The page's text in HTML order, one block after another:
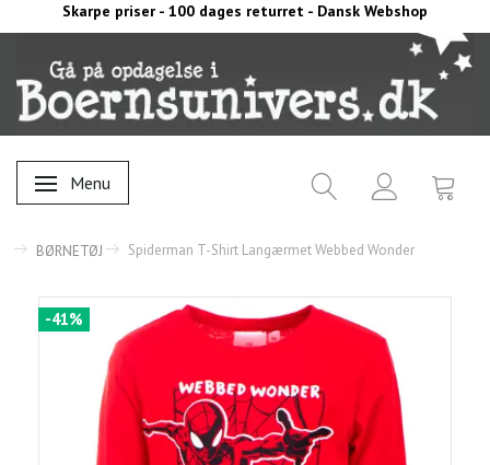
Skarpe priser - 100 dages returret - Dansk Webshop
Skifte navigation
Menu
BØRNETØJ Spiderman T-Shirt Langærmet Webbed Wonder
-41%